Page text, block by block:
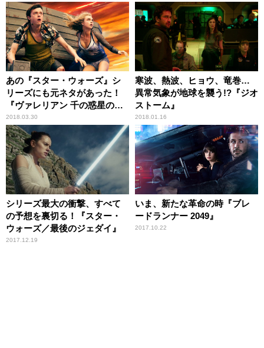
あの『スター・ウォーズ』シ
リーズにも元ネタがあった！
『ヴァレリアン 千の惑星の救
世主』
2018.03.30
寒波、熱波、ヒョウ、竜巻…
異常気象が地球を襲う!?『ジオ
ストーム』
2018.01.16
シリーズ最大の衝撃、すべて
の予想を裏切る！『スター・
ウォーズ／最後のジェダイ』
2017.12.19
いま、新たな革命の時『ブレ
ードランナー 2049』
2017.10.22